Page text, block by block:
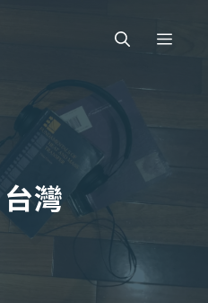
Menu
台灣